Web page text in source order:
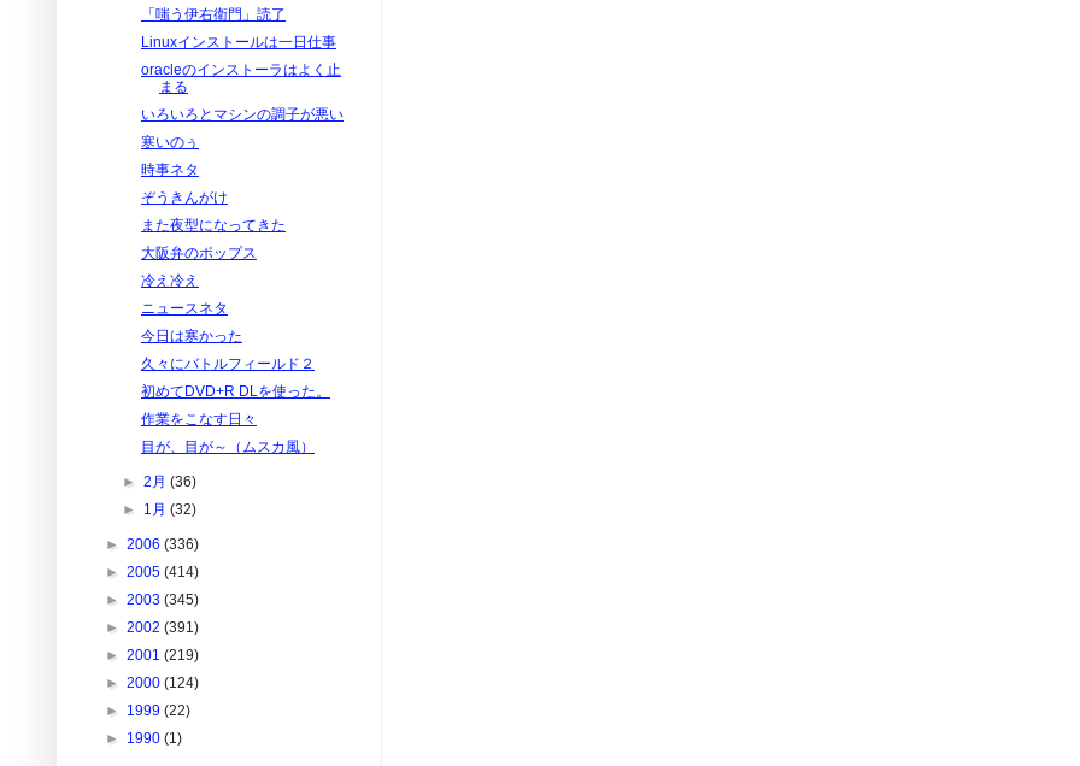
「嗤う伊右衛門」読了
Linuxインストールは一日仕事
oracleのインストーラはよく止
まる
いろいろとマシンの調子が悪い
寒いのぅ
時事ネタ
ぞうきんがけ
また夜型になってきた
大阪弁のポップス
冷え冷え
ニュースネタ
今日は寒かった
久々にバトルフィールド２
初めてDVD+R DLを使った。
作業をこなす日々
目が、目が～（ムスカ風）
►2月(36)
► 1月(32)
► 2006 (336)
► 2005 (414)
► 2003 (345)
► 2002 (391)
► 2001 (219)
► 2000 (124)
► 1999 (22)
► 1990 (1)